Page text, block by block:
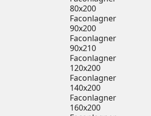
80x200
Faconlagner
90x200
Faconlagner
90x210
Faconlagner
120x200
Faconlagner
140x200
Faconlagner
160x200